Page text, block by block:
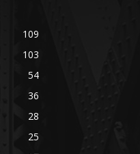
109
103
54
36
28
25